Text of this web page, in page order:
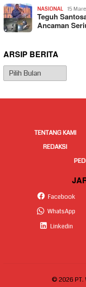
NASIONAL 15
Teguh
Ancaman
ARSIP BERITA
Arsip
Berita
TENTANG KAMI
REDAKSI
Facebook
WhatsApp
Linkedin
© 2026 PT.